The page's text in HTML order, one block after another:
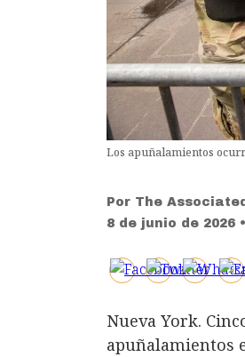
Los apuñalamientos
Por The
8 de junio de 2026
Nueva York.
apuñalamientos